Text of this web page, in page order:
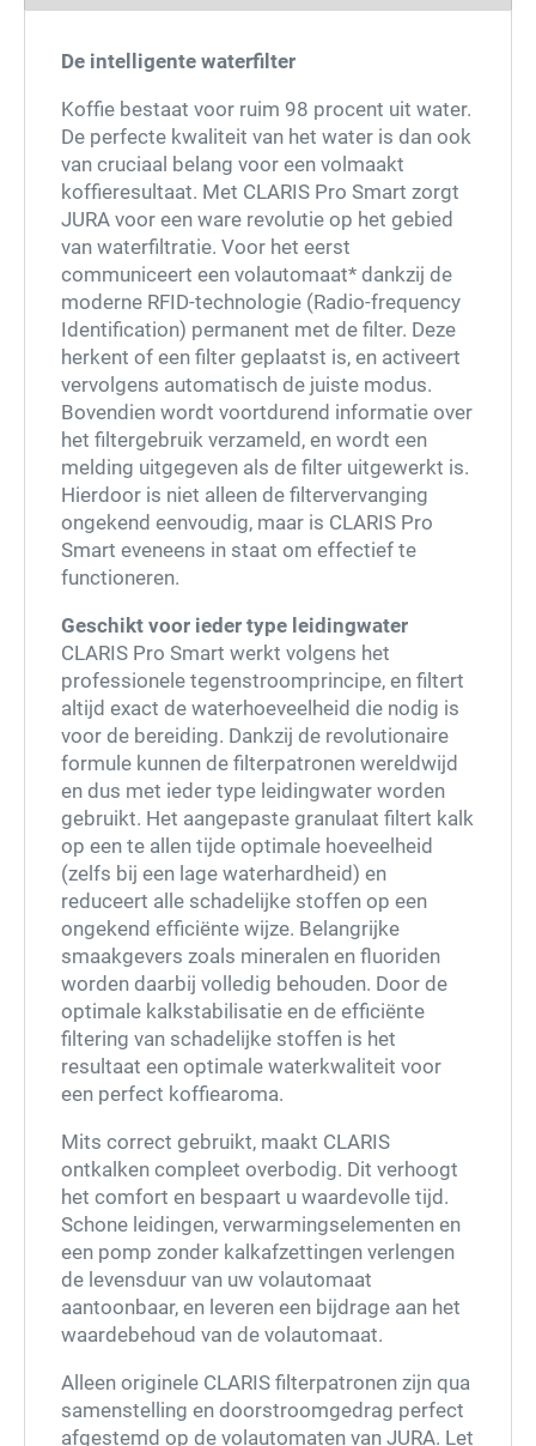
1 4 5 6 7 8 10
De intelligente waterfilter
Koffie bestaat voor ruim 98 procent uit water.
De perfecte kwaliteit van het water is dan ook
van cruciaal belang voor een volmaakt
koffieresultaat. Met CLARIS Pro Smart zorgt
JURA voor een ware revolutie op het gebied
van waterfiltratie. Voor het eerst
communiceert een volautomaat* dankzij de
moderne RFID-technologie (Radio-frequency
Identification) permanent met de filter. Deze
herkent of een filter geplaatst is, en activeert
vervolgens automatisch de juiste modus.
Bovendien wordt voortdurend informatie over
het filtergebruik verzameld, en wordt een
melding uitgegeven als de filter uitgewerkt is.
Hierdoor is niet alleen de filtervervanging
ongekend eenvoudig, maar is CLARIS Pro
Smart eveneens in staat om effectief te
functioneren.
Geschikt voor ieder type leidingwater
CLARIS Pro Smart werkt volgens het
professionele tegenstroomprincipe, en filtert
altijd exact de waterhoeveelheid die nodig is
voor de bereiding. Dankzij de revolutionaire
formule kunnen de filterpatronen wereldwijd
en dus met ieder type leidingwater worden
gebruikt. Het aangepaste granulaat filtert kalk
op een te allen tijde optimale hoeveelheid
(zelfs bij een lage waterhardheid) en
reduceert alle schadelijke stoffen op een
ongekend efficiënte wijze. Belangrijke
smaakgevers zoals mineralen en fluoriden
worden daarbij volledig behouden. Door de
optimale kalkstabilisatie en de efficiënte
filtering van schadelijke stoffen is het
resultaat een optimale waterkwaliteit voor
een perfect koffiearoma.
Mits correct gebruikt, maakt CLARIS
ontkalken compleet overbodig. Dit verhoogt
het comfort en bespaart u waardevolle tijd.
Schone leidingen, verwarmingselementen en
een pomp zonder kalkafzettingen verlengen
de levensduur van uw volautomaat
aantoonbaar, en leveren een bijdrage aan het
waardebehoud van de volautomaat.
Alleen originele CLARIS filterpatronen zijn qua
samenstelling en doorstroomgedrag perfect
afgestemd op de volautomaten van JURA. Let